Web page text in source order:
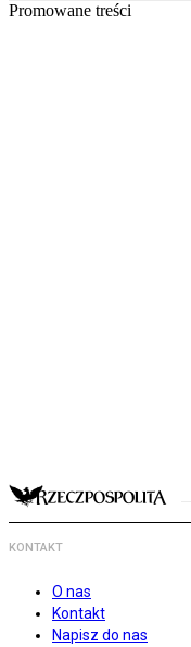
Promowane treści
KONTAKT
O nas
Kontakt
Napisz do nas